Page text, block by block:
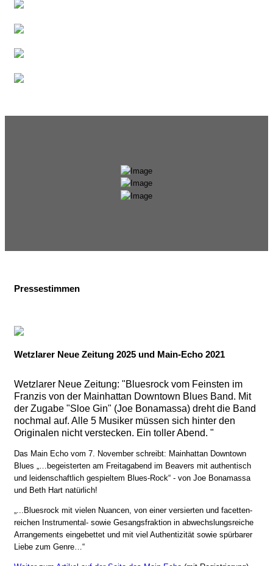
Pressestimmen
Wetzlarer Neue Zeitung 2025 und Main-Echo 2021
Wetzlarer Neue Zeitung: "Bluesrock vom Feinsten im
Franzis von der Mainhattan Downtown Blues Band. Mit
der Zugabe "Sloe Gin" (Joe Bonamassa) dreht die Band
nochmal auf. Alle 5 Musiker müssen sich hinter den
Originalen nicht verstecken. Ein toller Abend. "
Das Main Echo vom 7. November schreibt: Mainhattan Downtown
Blues „…begeisterten am Freitagabend im Beavers mit authentisch
und leidenschaftlich gespieltem Blues-Rock“ - von Joe Bonamassa
und Beth Hart natürlich!
„...Blues­rock mit vie­len Nu­an­cen, von ei­ner ver­sier­ten und fa­cet­ten­
rei­chen In­stru­men­tal- so­wie Ge­sangs­frak­ti­on in ab­wechs­lungs­rei­che
Ar­ran­ge­ments ein­ge­bet­tet und mit viel Au­then­ti­zi­tät so­wie spür­ba­rer
Lie­be zum Gen­re…“